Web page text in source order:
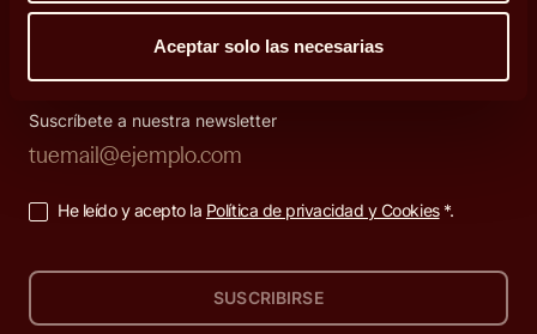
Aceptar solo las necesarias
Suscríbete a nuestra newsletter
He leído y acepto la Política de privacidad y Cookies*.
SUSCRIBIRSE